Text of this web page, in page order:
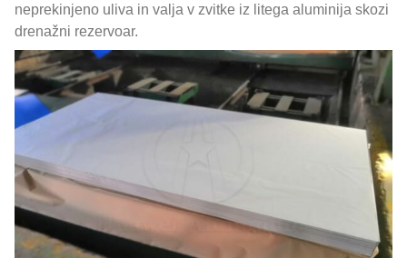
neprekinjeno uliva in valja v zvitke iz litega aluminija skozi
drenažni rezervoar.